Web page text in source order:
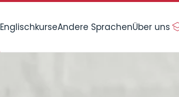
EnglischkurseAndere SprachenÜber uns